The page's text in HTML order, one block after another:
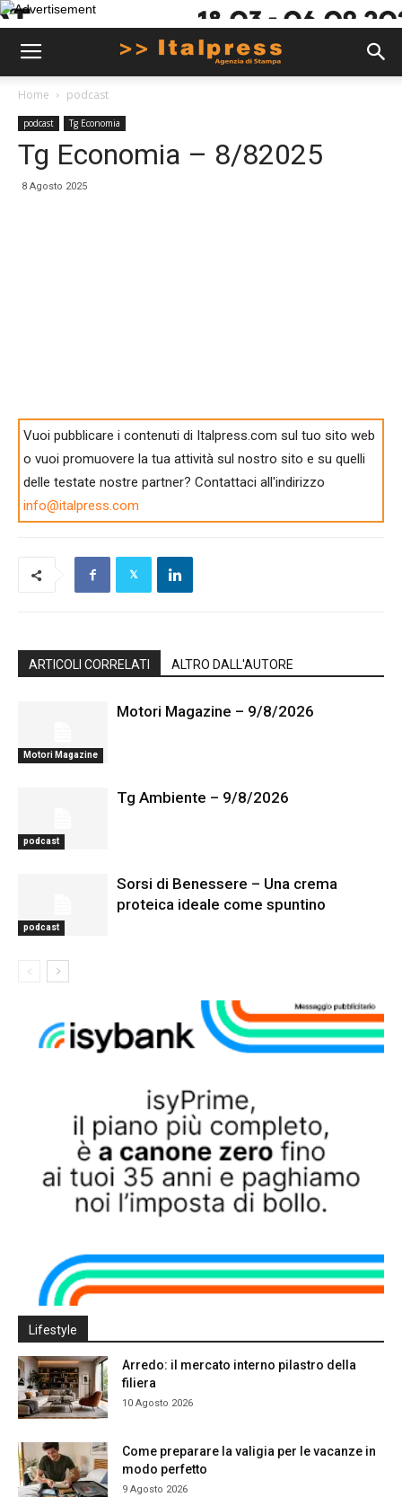
Home podcast
podcast Tg Economia
Tg Economia – 8/82025
8 Agosto 2025
Vuoi pubblicare i contenuti di Italpress.com sul tuo sito web
o vuoi promuovere la tua attività sul nostro sito e su quelli
delle testate nostre partner? Contattaci all'indirizzo
info@italpress.com
ARTICOLI CORRELATI ALTRO DALL'AUTORE
Motori Magazine
Motori Magazine – 9/8/2026
podcast
Tg Ambiente – 9/8/2026
podcast
Sorsi di Benessere – Una crema
proteica ideale come spuntino
Lifestyle
Arredo: il mercato interno pilastro della
filiera
10 Agosto 2026
Come preparare la valigia per le vacanze in
modo perfetto
9 Agosto 2026